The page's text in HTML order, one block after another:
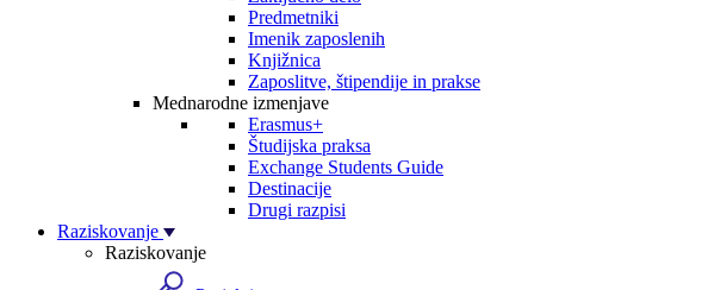
Predmetniki
Imenik zaposlenih
Knjižnica
Zaposlitve, štipendije in prakse
Mednarodne izmenjave
Erasmus+
Študijska praksa
Exchange Students Guide
Destinacije
Drugi razpisi
Raziskovanje
Raziskovanje